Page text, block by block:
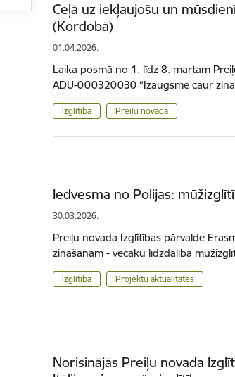
Ceļā uz iekļaujošu un
(Kordobā)
01.04.2026.
Laika posmā no 1. līdz 8. martam
ADU-000320030 “Izaugsme caur
Izglītībā Preiļu novadā
Iedvesma no Polijas:
30.03.2026.
Preiļu novada Izglītības pārvalde
zināšanām - vecāku līdzdalība
Izglītībā Projektu aktualitātes
Norisinājās Preiļu novada